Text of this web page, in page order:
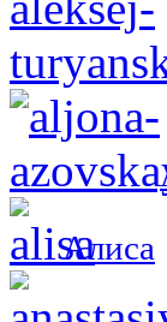
Алиса